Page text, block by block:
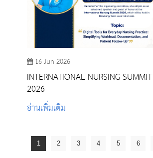
16 Jun 2026
INTERNATIONAL NURSING SUMMIT
2026
อ่านเพิ่มเติม
1 2 3 4 5 6